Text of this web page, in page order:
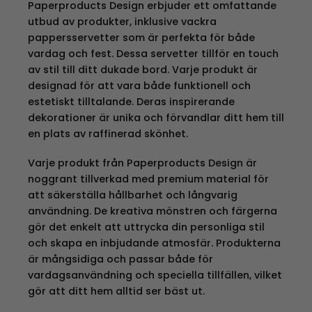
Paperproducts Design erbjuder ett omfattande
utbud av produkter, inklusive vackra
pappersservetter som är perfekta för både
vardag och fest. Dessa servetter tillför en touch
av stil till ditt dukade bord. Varje produkt är
designad för att vara både funktionell och
estetiskt tilltalande. Deras inspirerande
dekorationer är unika och förvandlar ditt hem till
en plats av raffinerad skönhet.
Varje produkt från Paperproducts Design är
noggrant tillverkad med premium material för
att säkerställa hållbarhet och långvarig
användning. De kreativa mönstren och färgerna
gör det enkelt att uttrycka din personliga stil
och skapa en inbjudande atmosfär. Produkterna
är mångsidiga och passar både för
vardagsanvändning och speciella tillfällen, vilket
gör att ditt hem alltid ser bäst ut.